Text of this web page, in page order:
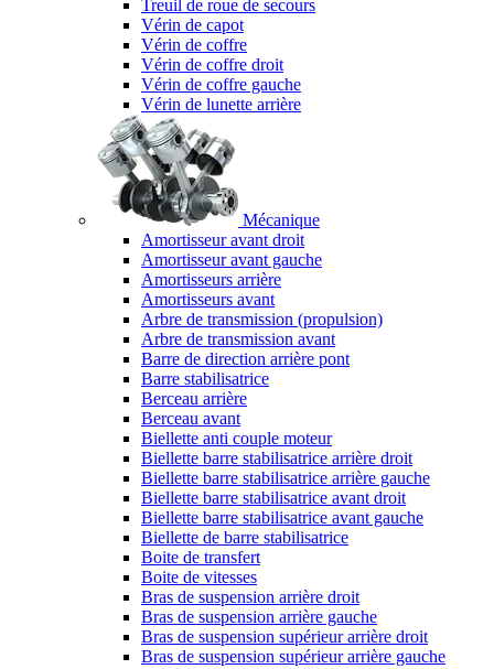
Treuil de roue de secours
Vérin de capot
Vérin de coffre
Vérin de coffre droit
Vérin de coffre gauche
Vérin de lunette arrière
Mécanique
Amortisseur avant droit
Amortisseur avant gauche
Amortisseurs arrière
Amortisseurs avant
Arbre de transmission (propulsion)
Arbre de transmission avant
Barre de direction arrière pont
Barre stabilisatrice
Berceau arrière
Berceau avant
Biellette anti couple moteur
Biellette barre stabilisatrice arrière droit
Biellette barre stabilisatrice arrière gauche
Biellette barre stabilisatrice avant droit
Biellette barre stabilisatrice avant gauche
Biellette de barre stabilisatrice
Boite de transfert
Boite de vitesses
Bras de suspension arrière droit
Bras de suspension arrière gauche
Bras de suspension supérieur arrière droit
Bras de suspension supérieur arrière gauche